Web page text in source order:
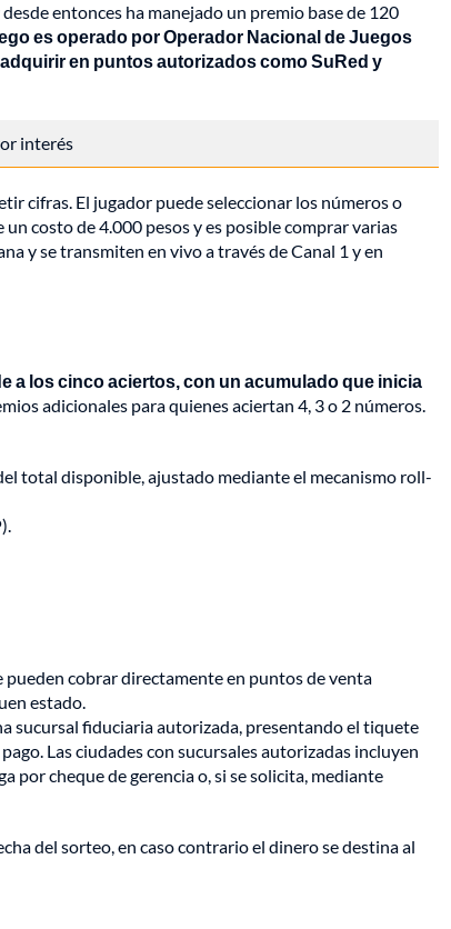
entonces ha manejado un premio base de 120
es operado por Operador Nacional de Juegos
en puntos autorizados como SuRed y
interés
cifras. El jugador puede seleccionar los números o
costo de 4.000 pesos y es posible comprar varias
y se transmiten en vivo a través de Canal 1 y en
a los cinco aciertos, con un acumulado que inicia
adicionales para quienes aciertan 4, 3 o 2 números.
total disponible, ajustado mediante el mecanismo roll-
pueden cobrar directamente en puntos de venta
estado.
sucursal fiduciaria autorizada, presentando el tiquete
Las ciudades con sucursales autorizadas incluyen
por cheque de gerencia o, si se solicita, mediante
del sorteo, en caso contrario el dinero se destina al